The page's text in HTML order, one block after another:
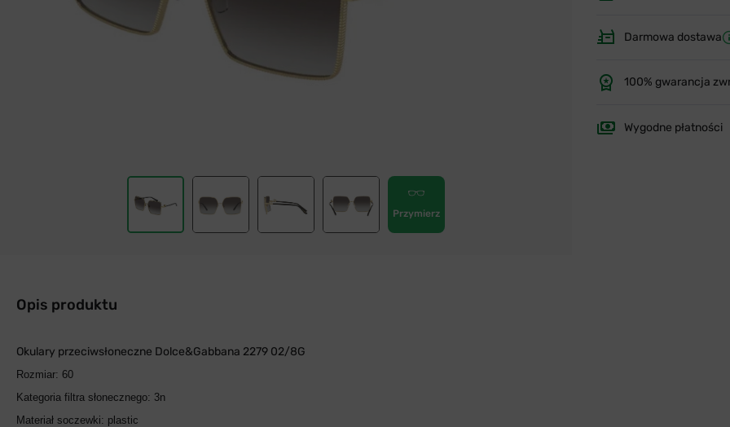
Przymierz
Darmowa dostawa
100% gwarancja
Wygodne płatności
Opis produktu
Okulary przeciwsłoneczne Dolce&Gabbana 2279 02/8G
Rozmiar: 60
Kategoria filtra słonecznego: 3n
Materiał soczewki: plastic